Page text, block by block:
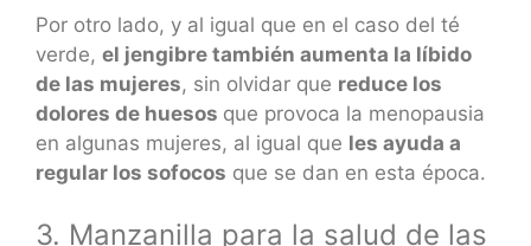
Por otro lado, y al igual que en el caso del té
verde, el jengibre también aumenta la líbido
de las mujeres, sin olvidar que reduce los
dolores de huesos que provoca la menopausia
en algunas mujeres, al igual que les ayuda a
regular los sofocos que se dan en esta época.
3. Manzanilla para la salud de las